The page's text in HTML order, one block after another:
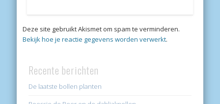
Deze site gebruikt Akismet om spam te verminderen.
Bekijk hoe je reactie gegevens worden verwerkt.
Recente berichten
De laatste bollen planten